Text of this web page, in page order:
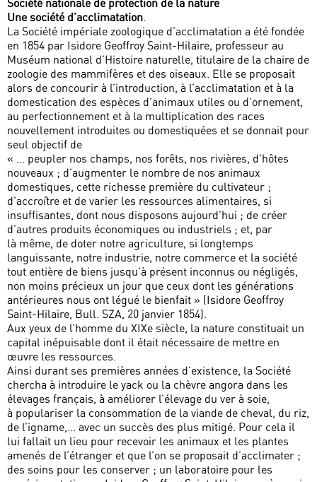
Société nationale de protection de la nature
Une société d’acclimatation.
La Société impériale zoologique d’acclimatation a été fondée
en 1854 par Isidore Geoffroy Saint-Hilaire, professeur au
Muséum national d’Histoire naturelle, titulaire de la chaire de
zoologie des mammifères et des oiseaux. Elle se proposait
alors de concourir à l’introduction, à l’acclimatation et à la
domestication des espèces d’animaux utiles ou d’ornement,
au perfectionnement et à la multiplication des races
nouvellement introduites ou domestiquées et se donnait pour
seul objectif de
« ... peupler nos champs, nos forêts, nos rivières, d’hôtes
nouveaux ; d’augmenter le nombre de nos animaux
domestiques, cette richesse première du cultivateur ;
d’accroître et de varier les ressources alimentaires, si
insuffisantes, dont nous disposons aujourd’hui ; de créer
d’autres produits économiques ou industriels ; et, par
là même, de doter notre agriculture, si longtemps
languissante, notre industrie, notre commerce et la société
tout entière de biens jusqu’à présent inconnus ou négligés,
non moins précieux un jour que ceux dont les générations
antérieures nous ont légué le bienfait » (Isidore Geoffroy
Saint-Hilaire, Bull. SZA, 20 janvier 1854).
Aux yeux de l’homme du XIXe siècle, la nature constituait un
capital inépuisable dont il était nécessaire de mettre en
œuvre les ressources.
Ainsi durant ses premières années d’existence, la Société
chercha à introduire le yack ou la chèvre angora dans les
élevages français, à améliorer l’élevage du ver à soie,
à populariser la consommation de la viande de cheval, du riz,
de l’igname,... avec un succès des plus mitigé. Pour cela il
lui fallait un lieu pour recevoir les animaux et les plantes
amenés de l’étranger et que l’on se proposait d’acclimater ;
des soins pour les conserver ; un laboratoire pour les